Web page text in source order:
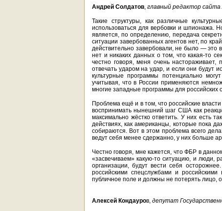
Андрей Солдатов, главный редактор сайта
Такие структуры, как различные
использоваться для вербовки и шпионажа.
является, по определению, передача
ситуации завербованных агентов нет, по
действительно завербовали, не было — это
нет и никаких данных о том, что какая-то
честно говоря, меня очень настораживает,
отвечать ударом на удар, и если они будут
культурные программы потенциально
учитывая, что в России применяются
многие западные программы для российских
Проблема ещё и в том, что российские
воспринимать нынешний шаг США как
максимально жёстко ответить. У них есть
действиях, как американцы, которые пока
собираются. Вот в этом проблема всего
ведут себя менее сдержанно, у них больше
Честно говоря, мне кажется, что ФБР в
«засвечиваем» какую-то ситуацию, и люди,
организации, будут вести себя
российскими спецслужбами и
публичное поле и должны не потерять лицо,
Алексей Кондауров, депутат